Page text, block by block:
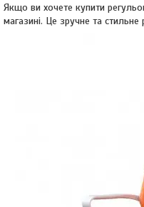
Якщо ви хочете купити
магазині. Це зручне та